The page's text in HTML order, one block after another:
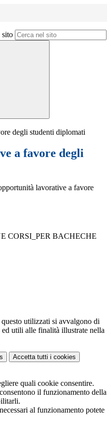
sito
degli studenti diplomati
a favore degli
lavorative a favore
CORSI_PER BACHECHE
utilizzati si avvalgono di
utili alle finalità illustrate nella
Accetta tutti i cookies
quali cookie consentire.
il funzionamento della
al funzionamento potete